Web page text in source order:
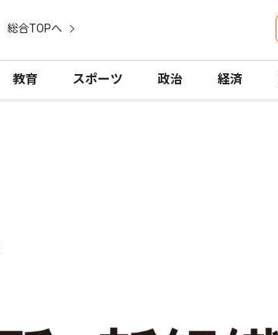
総合TOPへ
教育 スポーツ 政治 経済